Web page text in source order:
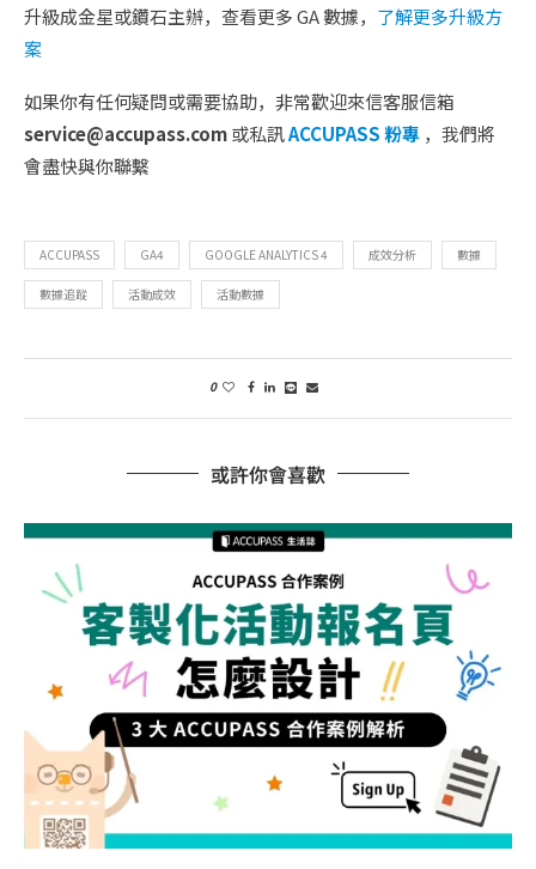
升級成金星或鑽石主辦，查看更多 GA 數據， 了解更多升級方
案
如果你有任何疑問或需要協助，非常歡迎來信客服信箱
service@accupass.com或私訊ACCUPASS 粉專 ，我們將
會盡快與你聯繫
ACCUPASS GA4 GOOGLE ANALYTICS 4 成效分析 數據
數據追蹤 活動成效 活動數據
0
或許你會喜歡